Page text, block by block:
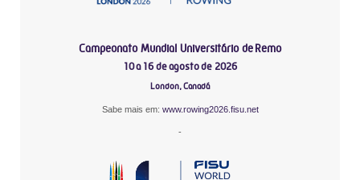
Campeonato Mundial Universitário de Remo
10 a 16 de agosto de 2026
London, Canadá
Sabe mais em: www.rowing2026.fisu.net
-